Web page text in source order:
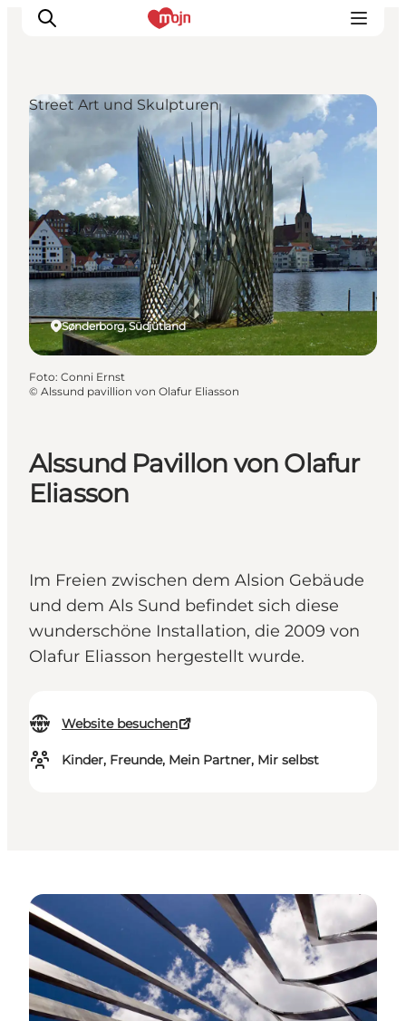
Erlebnisse
Städte und Regionen
Events
Übernachtung
Plane deine Reise
Booking
Alssund Pavillon von Olafur
Eliasson
Im Freien zwischen dem Alsion Gebäude
und dem Als Sund befindet sich diese
wunderschöne Installation, die 2009 von
Olafur Eliasson hergestellt wurde.
Website besuchen
Kinder, Freunde, Mein Partner, Mir selbst
Sønderborg, Südjütland
Street Art und Skulpturen
Foto: Conni Ernst
© Alssund pavillion von Olafur Eliasson